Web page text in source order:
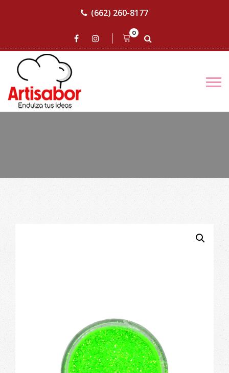
(662) 260-8177
0